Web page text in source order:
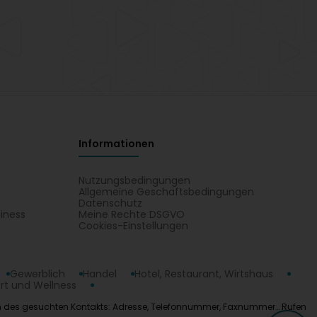
Informationen
Nutzungsbedingungen
Allgemeine Geschäftsbedingungen
Datenschutz
Meine Rechte DSGVO
Cookies-Einstellungen
Gewerblich Handel
Hotel, Restaurant, Wirtshaus
und Wellness
gesuchten Kontakts: Adresse, Telefonnummer, Faxnummer… Rufen